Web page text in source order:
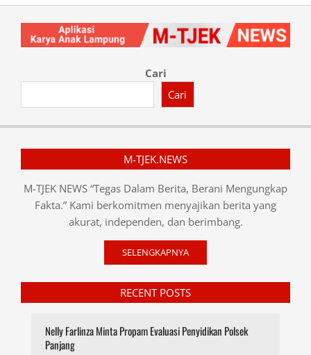
Cari
Cari
M-TJEK.NEWS
M-TJEK NEWS “Tegas Dalam Berita, Berani Mengungkap
Fakta.” Kami berkomitmen menyajikan berita yang
akurat, independen, dan berimbang.
SELENGKAPNYA
RECENT POSTS
Nelly Farlinza Minta Propam Evaluasi Penyidikan Polsek
Panjang